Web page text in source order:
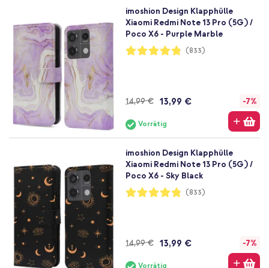
imoshion Design Klapphülle
Xiaomi Redmi Note 13 Pro (5G) /
Poco X6 - Purple Marble
Bewertung:
96%
(833)
14,99 € 13,99 € -7%
Vorrätig
imoshion Design Klapphülle
Xiaomi Redmi Note 13 Pro (5G) /
Poco X6 - Sky Black
Bewertung:
96%
(833)
14,99 € 13,99 € -7%
Vorrätig